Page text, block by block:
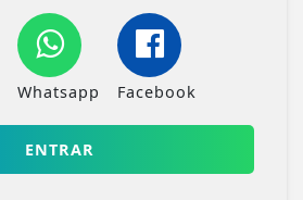
Whatsapp Facebook
ENTRAR